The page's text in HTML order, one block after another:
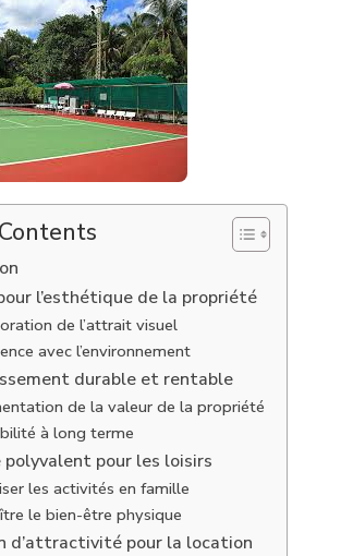
l’esthétique de la propriété
de l’attrait visuel
avec l’environnement
durable et rentable
de la valeur de la propriété
à long terme
polyvalent pour les loisirs
les activités en famille
le bien-être physique
d’attractivité pour la location